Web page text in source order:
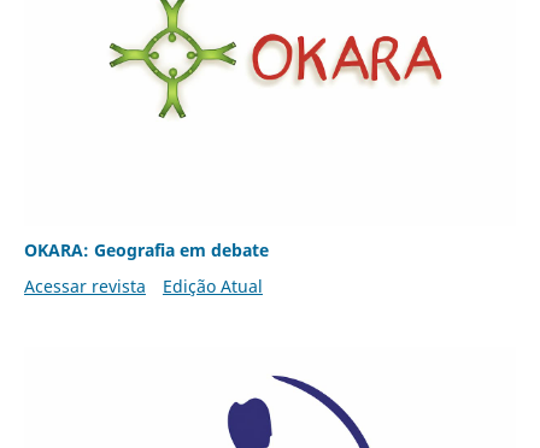
OKARA: Geografia em debate
Acessar revista
Edição Atual